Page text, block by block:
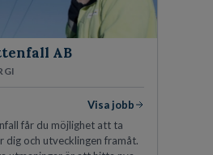
AB
Visa jobb
får du möjlighet att ta
dig och utvecklingen framåt.